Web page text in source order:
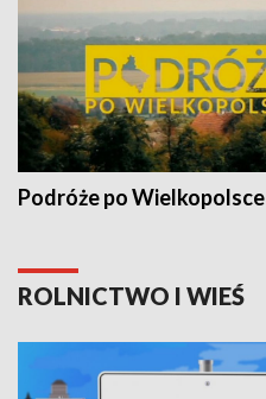
Podróże po Wielkopolsce
ROLNICTWO I WIEŚ